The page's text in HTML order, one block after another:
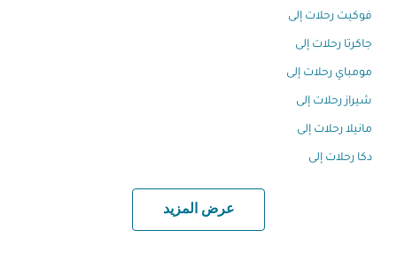
فوكيت رحلات إلى
جاكرتا رحلات إلى
مومباي رحلات إلى
شيراز رحلات إلى
مانيلا رحلات إلى
دكا رحلات إلى
عرض المزيد